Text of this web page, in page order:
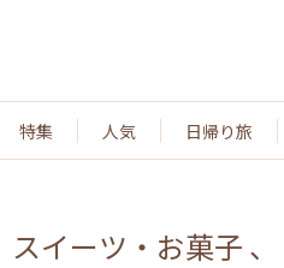
特集 人気 日帰り旅
スイーツ・お菓子 、